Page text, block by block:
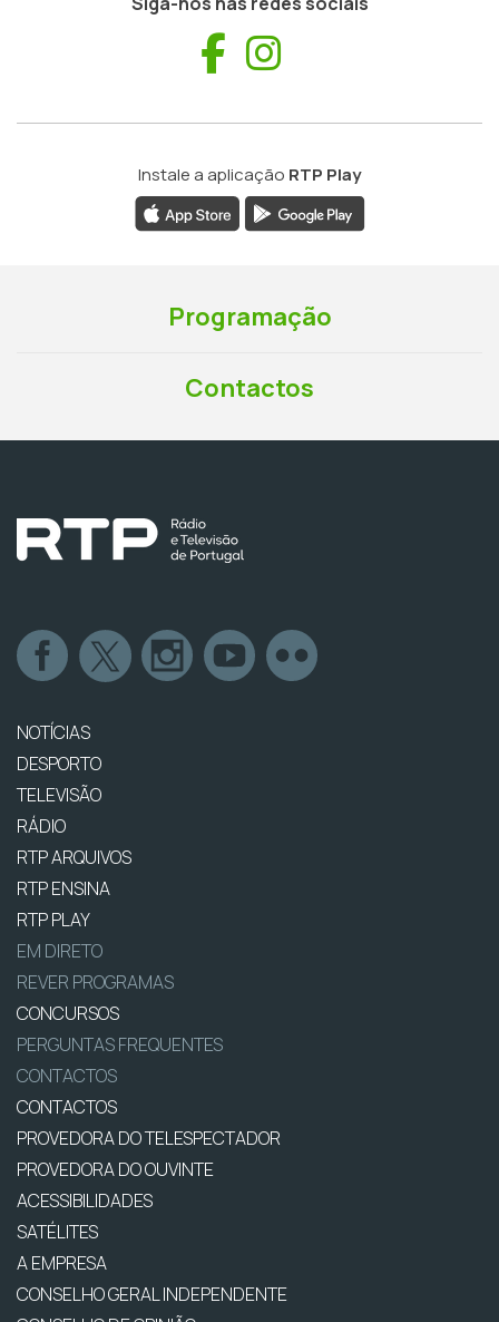
Facebook
Instale a aplicação RTP Play
Programação
Contactos
NOTÍCIAS
DESPORTO
TELEVISÃO
RÁDIO
RTP ARQUIVOS
RTP ENSINA
RTP PLAY
EM DIRETO
REVER PROGRAMAS
CONCURSOS
PERGUNTAS FREQUENTES
CONTACTOS
CONTACTOS
PROVEDORA DO TELESPECTADOR
PROVEDORA DO OUVINTE
ACESSIBILIDADES
SATÉLITES
A EMPRESA
CONSELHO GERAL INDEPENDENTE